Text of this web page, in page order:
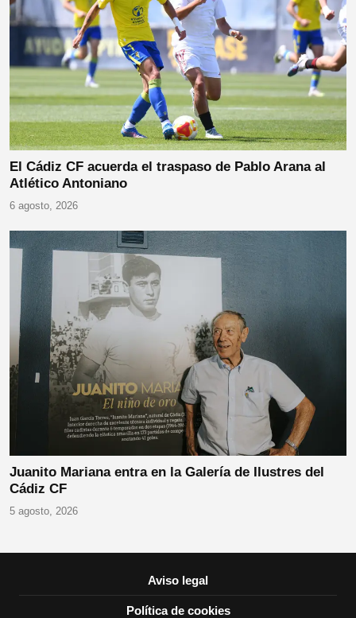
El Cádiz CF acuerda el traspaso de Pablo Arana al
Atlético Antoniano
6 agosto, 2026
Juanito Mariana entra en la Galería de Ilustres del
Cádiz CF
5 agosto, 2026
Aviso legal
Política de cookies